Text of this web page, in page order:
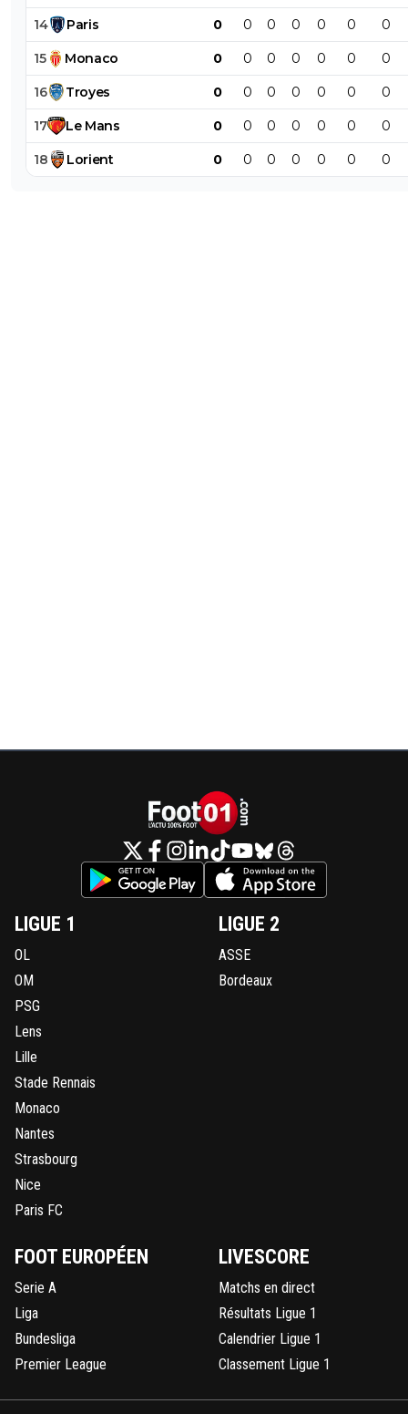
14 Paris 0 0 0 0 0 0 0
15 Monaco 0 0 0 0 0 0 0
16 Troyes 0 0 0 0 0 0 0
17 Le Mans 0 0 0 0 0 0 0
18 Lorient 0 0 0 0 0 0 0
LIGUE 1
OL
OM
PSG
Lens
Lille
Stade Rennais
Monaco
Nantes
Strasbourg
Nice
Paris FC
LIGUE 2
ASSE
Bordeaux
FOOT EUROPÉEN
Serie A
Liga
Bundesliga
Premier League
LIVESCORE
Matchs en direct
Résultats Ligue 1
Calendrier Ligue 1
Classement Ligue 1